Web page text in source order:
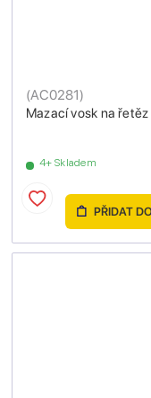
Mazací vosk na
(AC0281)
4+ Skladem
PŘIDAT